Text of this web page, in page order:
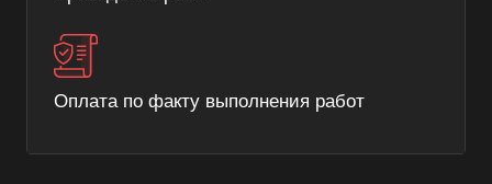
Оплата по факту выполнения работ